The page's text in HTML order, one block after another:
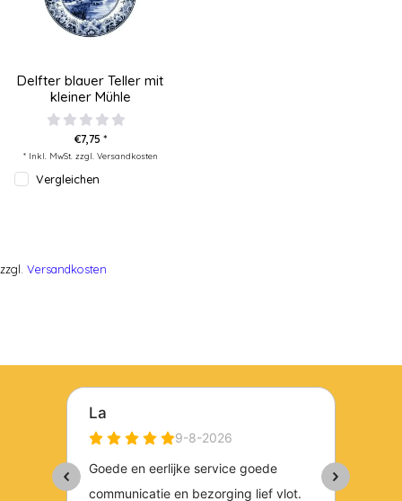
Delfter blauer Teller mit
kleiner Mühle
€7,75 *
* Inkl. MwSt. zzgl. Versandkosten
Vergleichen
zzgl. Versandkosten